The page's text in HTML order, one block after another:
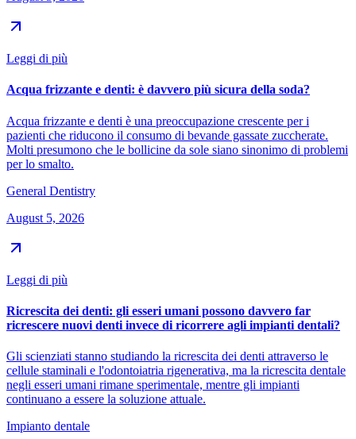
Leggi di più
Acqua frizzante e denti: è davvero più sicura della soda?
Acqua frizzante e denti è una preoccupazione crescente per i
pazienti che riducono il consumo di bevande gassate zuccherate.
Molti presumono che le bollicine da sole siano sinonimo di problemi
per lo smalto.
General Dentistry
August 5, 2026
Leggi di più
Ricrescita dei denti: gli esseri umani possono davvero far
ricrescere nuovi denti invece di ricorrere agli impianti dentali?
Gli scienziati stanno studiando la ricrescita dei denti attraverso le
cellule staminali e l'odontoiatria rigenerativa, ma la ricrescita dentale
negli esseri umani rimane sperimentale, mentre gli impianti
continuano a essere la soluzione attuale.
Impianto dentale